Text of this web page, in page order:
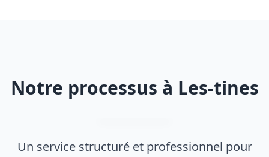
Notre processus à Les-tines
Un service structuré et professionnel pour